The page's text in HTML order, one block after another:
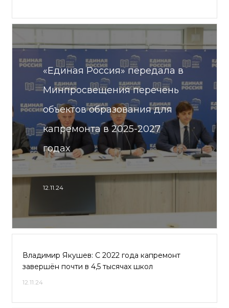
«Единая Россия» передала в
Минпросвещения перечень
объектов образования для
капремонта в 2025-2027
годах
12.11.24
Владимир Якушев: С 2022 года капремонт
завершён почти в 4,5 тысячах школ
12.11.24